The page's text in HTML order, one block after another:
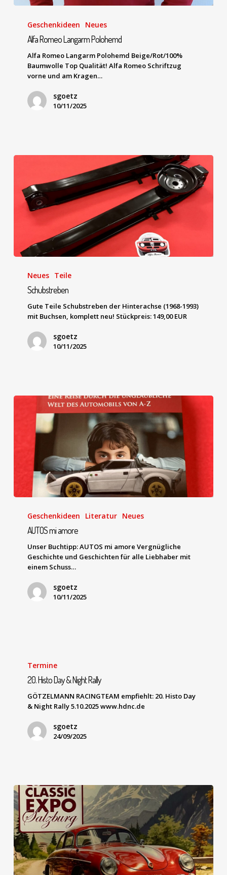
Geschenkideen Neues
Alfa Romeo Langarm Polohemd
Alfa Romeo Langarm Polohemd Beige/Rot/100%
Baumwolle Top Qualität! Alfa Romeo Schriftzug
vorne und am Kragen…
sgoetz
10/11/2025
Neues Teile
Schubstreben
Gute Teile Schubstreben der Hinterachse (1968-1993)
mit Buchsen, komplett neu! Stückpreis: 149,00 EUR
sgoetz
10/11/2025
Geschenkideen Literatur Neues
AUTOS mi amore
Unser Buchtipp: AUTOS mi amore Vergnügliche
Geschichte und Geschichten für alle Liebhaber mit
einem Schuss…
sgoetz
10/11/2025
Termine
20. Histo Day & Night Rally
GÖTZELMANN RACINGTEAM empfiehlt: 20. Histo Day
& Night Rally 5.10.2025 www.hdnc.de
sgoetz
24/09/2025